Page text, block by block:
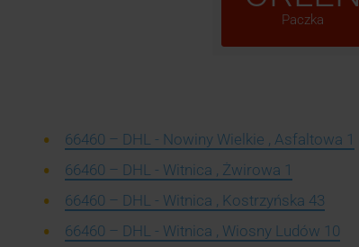
Paczka
66460 – DHL - Nowiny Wielkie , Asfaltowa 1
66460 – DHL - Witnica , Żwirowa 1
66460 – DHL - Witnica , Kostrzyńska 43
66460 – DHL - Witnica , Wiosny Ludów 10